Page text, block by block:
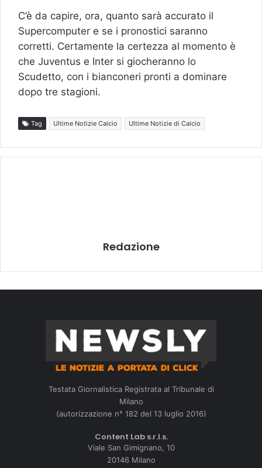
C’è da capire, ora, quanto sarà accurato il
Supercomputer e se i pronostici saranno
corretti. Certamente la certezza al momento è
che Juventus e Inter si giocheranno lo
Scudetto, con i bianconeri pronti a dominare
dopo tre stagioni.
Tag Ultime Notizie Calcio Ultime Notizie di Calcio
Redazione
Testata Giornalistica Registrata al Tribunale di
Milano
(autorizzazione n° 182 del 13 luglio 2016)
Content Lab s.r.l.s.
Viale San Gimignano, 10
20146 Milano